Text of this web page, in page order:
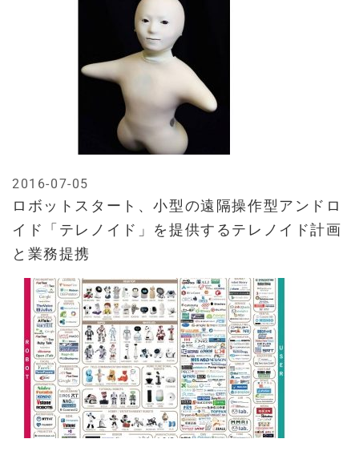
ロボットスタート、小型の遠隔操作型アンドロ
イド「テレノイド」を提供するテレノイド計画
と業務提携
2016-07-05